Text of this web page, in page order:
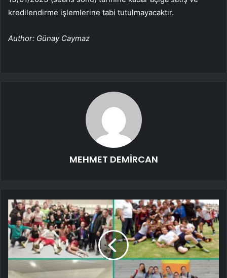
kredilendirme işlemlerine tabi tutulmayacaktır.
Author: Günay Caymaz
MEHMET DEMİRCAN